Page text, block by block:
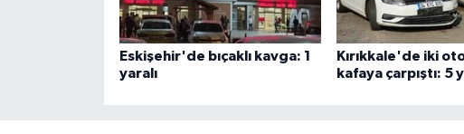
Eskişehir'de bıçaklı kavga: 1
yaralı
Kırıkkale'de iki
kafaya çarpıştı: 5